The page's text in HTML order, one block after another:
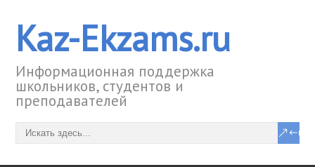
Kaz-Ekzams.ru
Информационная поддержка
школьников, студентов и
преподавателей